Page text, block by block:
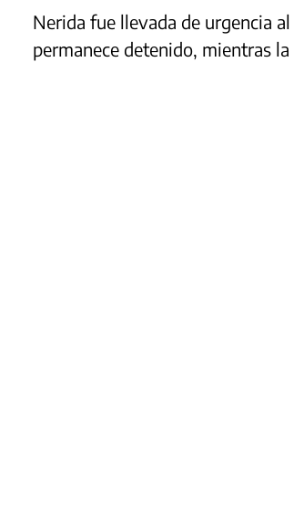
Nerida fue llevada de urgencia al
permanece detenido, mientras la